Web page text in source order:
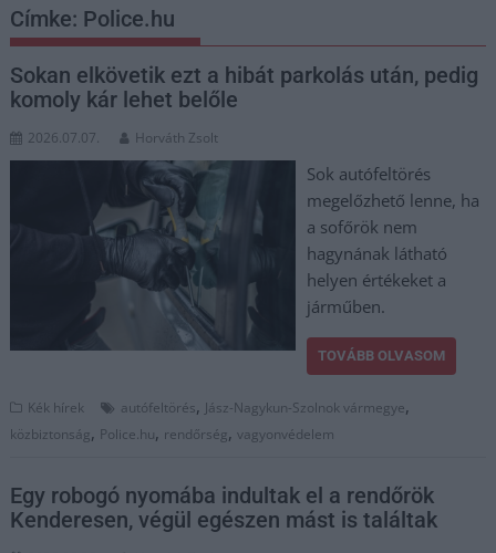
Címke: Police.hu
Sokan elkövetik ezt a hibát parkolás után, pedig
komoly kár lehet belőle
2026.07.07. Horváth Zsolt
Sok autófeltörés
megelőzhető lenne, ha
a sofőrök nem
hagynának látható
helyen értékeket a
járműben.
TOVÁBB OLVASOM
Kék hírek autófeltörés, Jász-Nagykun-Szolnok vármegye,
közbiztonság, Police.hu, rendőrség,vagyonvédelem
Egy robogó nyomába indultak el a rendőrök
Kenderesen, végül egészen mást is találtak